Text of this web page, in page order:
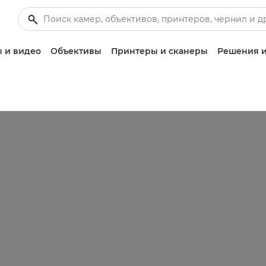
и видео Объективы Принтеры и сканеры Решения